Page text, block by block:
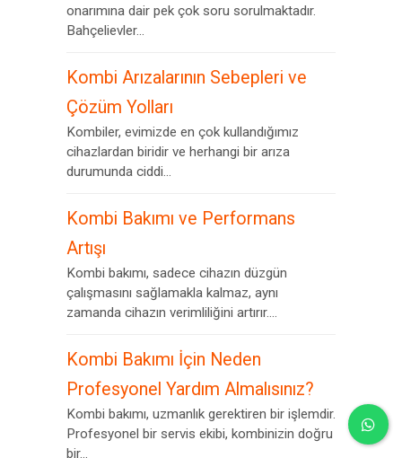
onarımına dair pek çok soru sorulmaktadır.
Bahçelievler...
Kombi Arızalarının Sebepleri ve
Çözüm Yolları
Kombiler, evimizde en çok kullandığımız
cihazlardan biridir ve herhangi bir arıza
durumunda ciddi...
Kombi Bakımı ve Performans
Artışı
Kombi bakımı, sadece cihazın düzgün
çalışmasını sağlamakla kalmaz, aynı
zamanda cihazın verimliliğini artırır....
Kombi Bakımı İçin Neden
Profesyonel Yardım Almalısınız?
Kombi bakımı, uzmanlık gerektiren bir işlemdir.
Profesyonel bir servis ekibi, kombinizin doğru
bir...